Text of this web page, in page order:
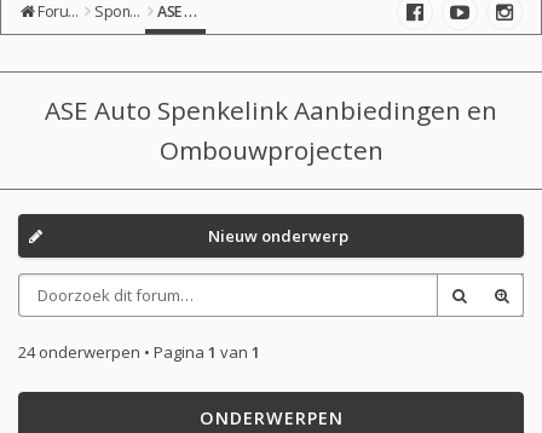
Forumoverzicht Sponsor-shop ASE Auto Spenkelink Aanbiedingen en Ombouwprojecten
ASE Auto Spenkelink Aanbiedingen en
Ombouwprojecten
Nieuw onderwerp
24 onderwerpen • Pagina 1 van 1
ONDERWERPEN